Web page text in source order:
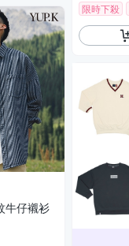
牛仔襯衫
限時下殺